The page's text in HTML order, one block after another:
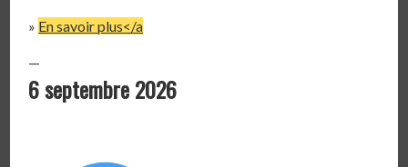
» En savoir plus</a
—
6 septembre 2026